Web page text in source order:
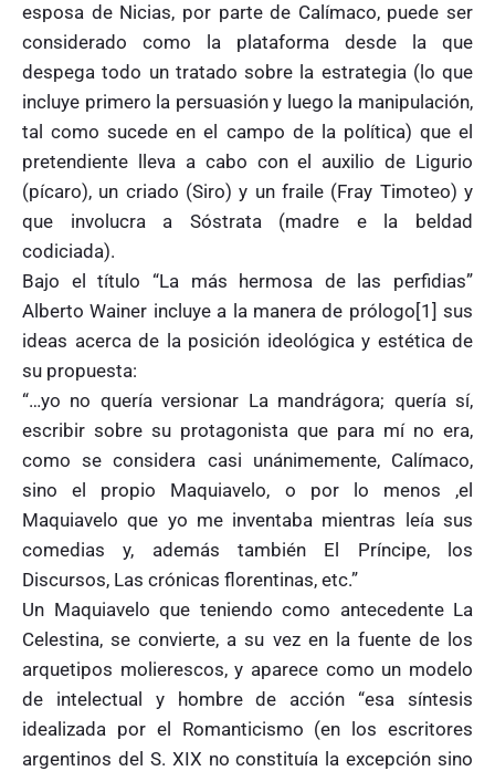
esposa de Nicias, por parte de Calímaco, puede ser
considerado como la plataforma desde la que
despega todo un tratado sobre la estrategia (lo que
incluye primero la persuasión y luego la manipulación,
tal como sucede en el campo de la política) que el
pretendiente lleva a cabo con el auxilio de Ligurio
(pícaro), un criado (Siro) y un fraile (Fray Timoteo) y
que involucra a Sóstrata (madre e la beldad
codiciada).
Bajo el título “La más hermosa de las perfidias”
Alberto Wainer incluye a la manera de prólogo[1] sus
ideas acerca de la posición ideológica y estética de
su propuesta:
“…yo no quería versionar La mandrágora; quería sí,
escribir sobre su protagonista que para mí no era,
como se considera casi unánimemente, Calímaco,
sino el propio Maquiavelo, o por lo menos ,el
Maquiavelo que yo me inventaba mientras leía sus
comedias y, además también El Príncipe, los
Discursos, Las crónicas florentinas, etc.”
Un Maquiavelo que teniendo como antecedente La
Celestina, se convierte, a su vez en la fuente de los
arquetipos molierescos, y aparece como un modelo
de intelectual y hombre de acción “esa síntesis
idealizada por el Romanticismo (en los escritores
argentinos del S. XIX no constituía la excepción sino